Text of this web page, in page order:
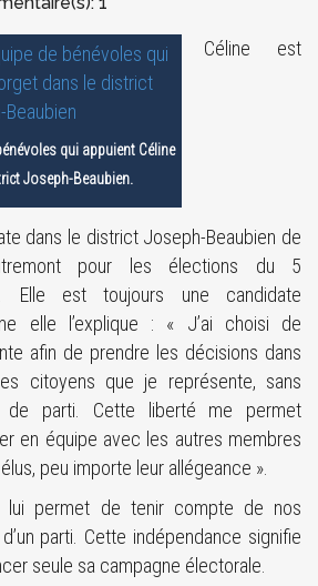
qui appuient Céline
Joseph-Beaubien.
Céline est
dans le district Joseph-Beaubien de
pour les élections du 5
Elle est toujours une candidate
elle l’explique : « J’ai choisi de
afin de prendre les décisions dans
citoyens que je représente, sans
de parti. Cette liberté me permet
en équipe avec les autres membres
peu importe leur allégeance ».
lui permet de tenir compte de nos
parti. Cette indépendance signifie
seule sa campagne électorale.